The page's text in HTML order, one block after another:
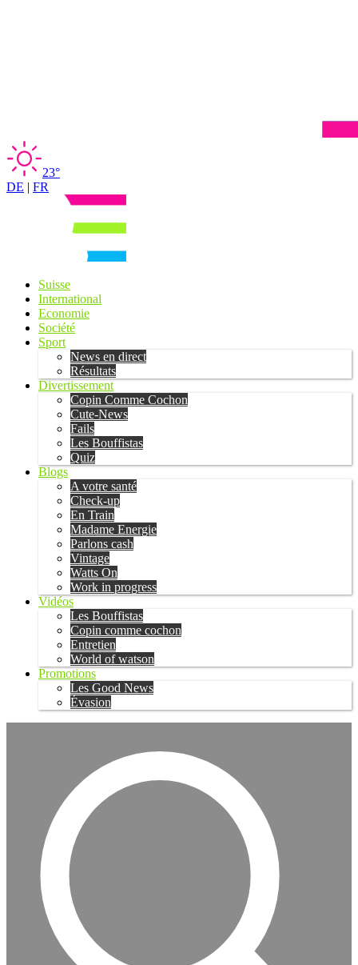
23°
DE | FR
Suisse
International
Economie
Société
Sport
News en direct
Résultats
Divertissement
Copin Comme Cochon
Cute-News
Fails
Les Bouffistas
Quiz
Blogs
A votre santé
Check-up
En Train
Madame Energie
Parlons cash
Vintage
Watts On
Work in progress
Vidéos
Les Bouffistas
Copin comme cochon
Entretien
World of watson
Promotions
Les Good News
Évasion